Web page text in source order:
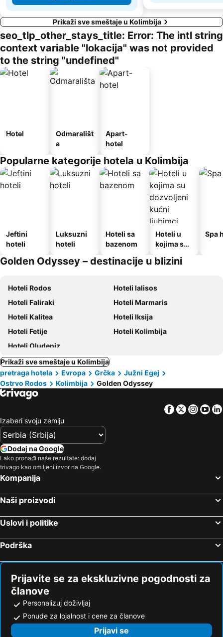
Prikaži sve smeštaje u Kolimbija
seo_tlp_other_stays_title: Error: The intl string
context variable "lokacija" was not provided
to the string "undefined"
Hotel
Odmarališt
a
Apart-
hotel
Popularne kategorije hotela u Kolimbija
Jeftini
hoteli
Luksuzni
hoteli
Hoteli sa
bazenom
Hoteli u
kojima su
kućni
Spa
Golden Odyssey – destinacije u blizini
Hoteli Rodos
Hoteli Ialisos
Hoteli Faliraki
Hoteli Marmaris
Hoteli Kalitea
Hoteli Iksija
Hoteli Fetije
Hoteli Kolimbija
Hoteli Oludeniz
Prikaži sve smeštaje u Kolimbija
pretraga hotela
Evropa Grčka
Južni Egej
Ostrvo Rodos
Kolimbija Golden Odyssey
Facebook
Twitter
Izaberi svoju zemlju
Dodaj na Google
Lako pronađi naše rezultate: dodaj
trivago kao omiljeni izvor na Google.
Kompanija
Naši proizvodi
Uslovi i politike
Podrška
Prijavite se za ekskluzivne pogodnosti za
članove
Personalizuj doživljaj
Ponude za lojalnost i cene za članove
Prijavi se